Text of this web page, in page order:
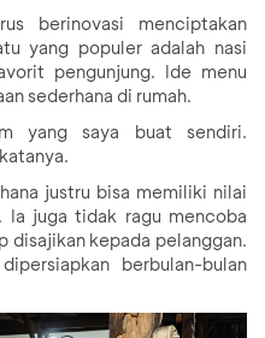
berinovasi menciptakan
yang populer adalah nasi
pengunjung. Ide menu
sederhana di rumah.
yang saya buat sendiri.
justru bisa memiliki nilai
juga tidak ragu mencoba
disajikan kepada pelanggan.
berbulan-bulan